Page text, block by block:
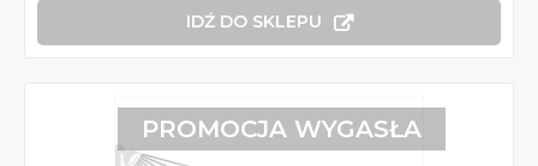
IDŹ DO SKLEPU
PROMOCJA WYGASŁA